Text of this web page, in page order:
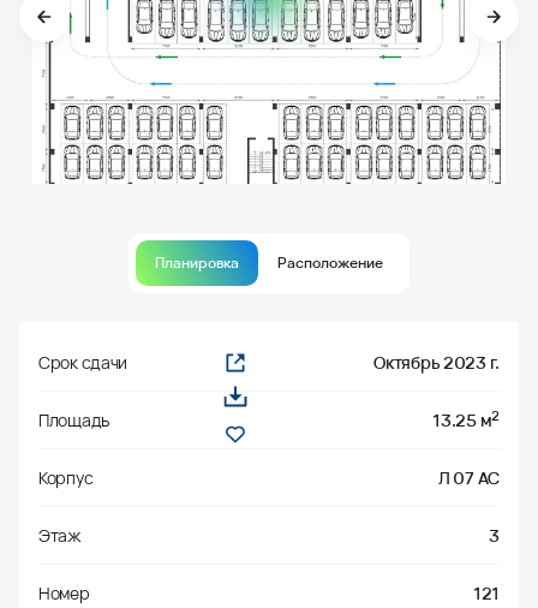
Планировка Расположение
Срок сдачи Октябрь 2023 г.
Площадь 13.25 м2
Корпус Л 07 АС
Этаж 3
Номер 121